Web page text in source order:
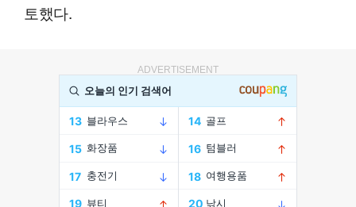
토했다.
ADVERTISEMENT